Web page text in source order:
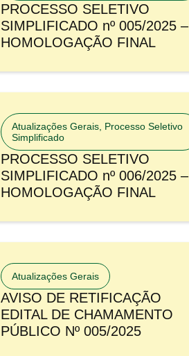
PROCESSO SELETIVO
SIMPLIFICADO nº 005/2025 –
HOMOLOGAÇÃO FINAL
Atualizações Gerais Processo Seletivo
Simplificado
PROCESSO SELETIVO
SIMPLIFICADO nº 006/2025 –
HOMOLOGAÇÃO FINAL
Atualizações Gerais
AVISO DE RETIFICAÇÃO
EDITAL DE CHAMAMENTO
PÚBLICO Nº 005/2025